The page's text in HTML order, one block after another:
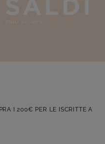
I 200€ PER LE ISCRITTE A